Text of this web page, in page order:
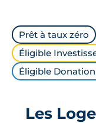
Prêt à taux zéro
Éligible
Éligible
Les